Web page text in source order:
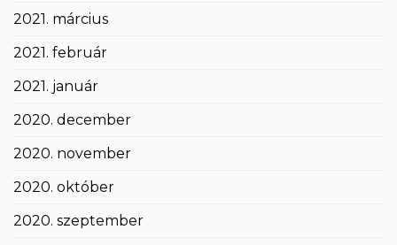
2021. március
2021. február
2021. január
2020. december
2020. november
2020. október
2020. szeptember